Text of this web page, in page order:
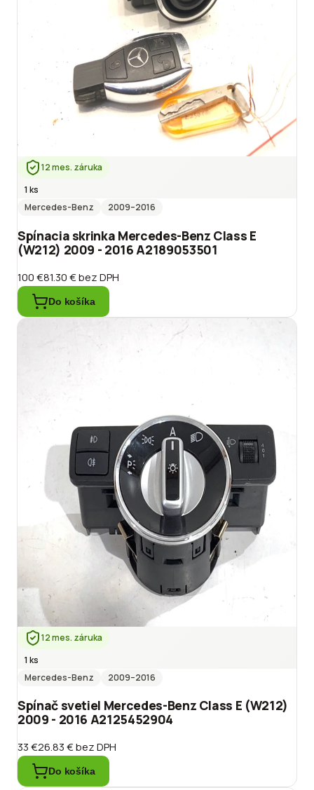
12 mes. záruka
1 ks
Mercedes-Benz
2009–2016
Spínacia skrinka Mercedes-Benz Class E
(W212) 2009 - 2016 A2189053501
100 €81.30 €bez DPH
Do košíka
12 mes. záruka
1 ks
Mercedes-Benz
2009–2016
Spínač svetiel Mercedes-Benz Class E (W212)
2009 - 2016 A2125452904
33 €26.83 €bez DPH
Do košíka